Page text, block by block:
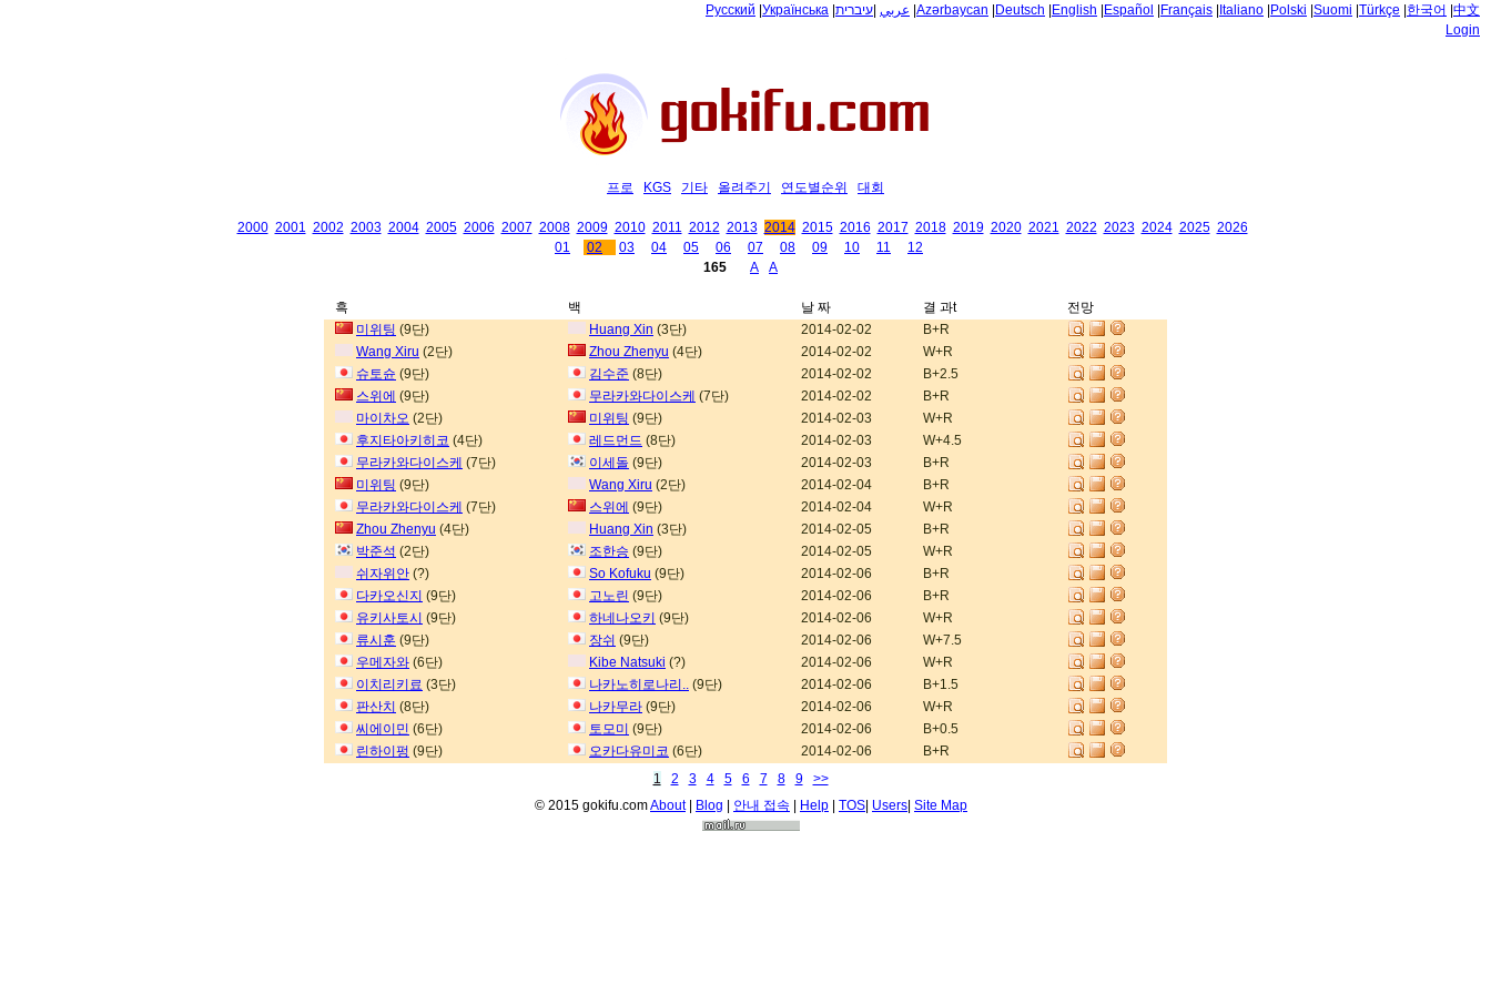
Русский Українська عربي עיברית Azərbaycan Deutsch English Español Français Italiano Polski Suomi Türkçe 한국어 中文
Login
프로 KGS 기타 올려주기 연도별순위 대회
2000 2001 2002 2003 2004 2005 2006 2007 2008 2009 2010 2011 2012 2013 2014 2015 2016 2017 2018 2019 2020 2021 2022 2023 2024 2025 2026
01
02 03 04 05 06 07 08 09 10 11
12
165
A A
흑 백 날 짜 결 과t
전망
미위팅 (9단) Huang Xin (3단) 2014-02-02
B+R
Wang Xiru (2단) Zhou Zhenyu (4단) 2014-02-02
W+R
슈토슌 (9단) 김수준 (8단) 2014-02-02
B+2.5
스위에 (9단) 무라카와다이스케 (7단) 2014-02-02
B+R
마이차오 (2단) 미위팅 (9단) 2014-02-03
W+R
후지타아키히코 (4단) 레드먼드 (8단) 2014-02-03
W+4.5
무라카와다이스케 (7단) 이세돌 (9단) 2014-02-03
B+R
미위팅 (9단) Wang Xiru (2단) 2014-02-04
B+R
무라카와다이스케 (7단) 스위에 (9단) 2014-02-04
W+R
Zhou Zhenyu (4단) Huang Xin (3단) 2014-02-05
B+R
박준석 (2단) 조한승 (9단) 2014-02-05
W+R
쉬자위안 (?) So Kofuku (9단) 2014-02-06
B+R
다카오신지 (9단) 고노린 (9단) 2014-02-06
B+R
유키사토시 (9단) 하네나오키 (9단) 2014-02-06
W+R
류시훈 (9단) 장쉬 (9단) 2014-02-06
W+7.5
우메자와 (6단) Kibe Natsuki (?) 2014-02-06
W+R
이치리키료 (3단) 나카노히로나리.. (9단) 2014-02-06
B+1.5
판산치 (8단) 나카무라 (9단) 2014-02-06
W+R
씨에이민 (6단) 토모미 (9단) 2014-02-06
B+0.5
린하이펑 (9단) 오카다유미코 (6단) 2014-02-06
B+R
1
2 3 4 5 6 7 8 9
>>
© 2015 gokifu.comAbout| Blog | 안내 접속 | Help | TOS| Users| Site Map